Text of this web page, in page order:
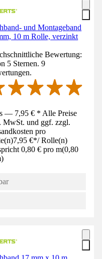
und Montageband
10 m Rolle, verzinkt
Bewertung:
5 Sternen. 9
— 7,95 € * Alle Preise
MwSt. und ggf. zzgl.
pro
7,95 €*/ Rolle(n)
0,80 € pro m(0,80
)